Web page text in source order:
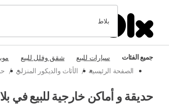
بلاط
جميع الفئات سيارات للبيع شقق وفلل للبيع
الصفحة الرئيسية / الأثاث والديكور المنزلي /
حديقة و أماكن خارجية للبيع في